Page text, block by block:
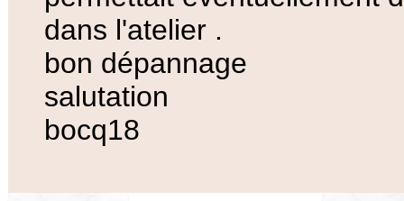
dans l'atelier .
bon dépannage
salutation
bocq18